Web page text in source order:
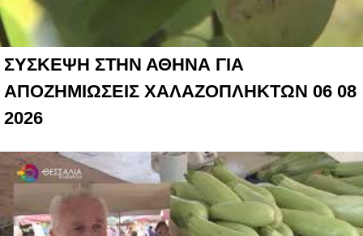
ΣΥΣΚΕΨΗ ΣΤΗΝ ΑΘΗΝΑ ΓΙΑ
ΑΠΟΖΗΜΙΩΣΕΙΣ ΧΑΛΑΖΟΠΛΗΚΤΩΝ 06 08
2026